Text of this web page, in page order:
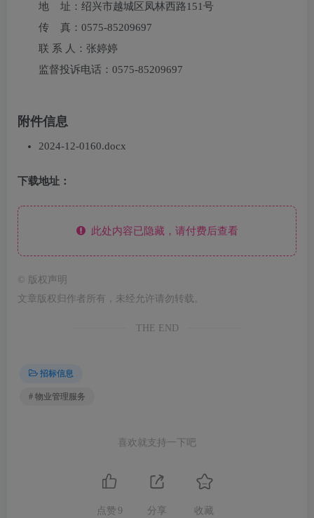
地 址：绍兴市越城区凤林西路151号
传 真：0575-85209697
联 系 人：张婷婷
监督投诉电话：0575-85209697
附件信息
2024-12-0160.docx
下载地址：
此处内容已隐藏，请付费后查看
©
版权声明
文章版权归作者所有，未经允许请勿转载。
THE END
招标信息
# 物业管理服务
喜欢就支持一下吧
点赞 9 分享 收藏